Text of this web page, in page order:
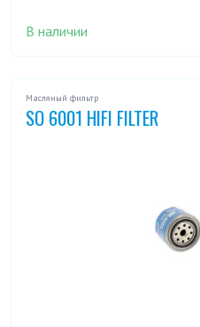
В наличии
Масляный фильтр
SO 6001 HIFI FILTER